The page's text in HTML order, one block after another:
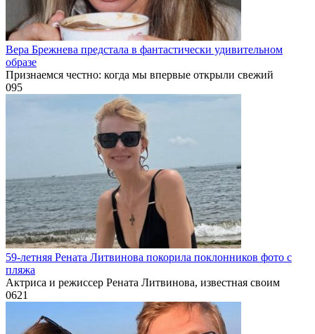
Вера Брежнева предстала в фантастически удивительном
образе
Признаемся честно: когда мы впервые открыли свежий
095
59-летняя Рената Литвинова покорила поклонников фото с
пляжа
Актриса и режиссер Рената Литвинова, известная своим
0621